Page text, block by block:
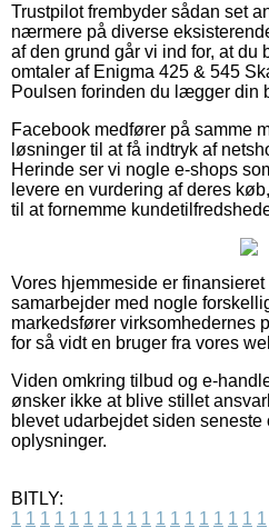
Trustpilot frembyder sådan set
nærmere på diverse
af den grund går vi ind for, at du
omtaler af Enigma 425 & 545
Poulsen forinden du lægger din
Facebook medfører på samme
løsninger til at få indtryk af
Herinde ser vi nogle e-shops
levere en vurdering af deres
til at fornemme
Vores hjemmeside er finansieret
samarbejder med nogle
markedsfører virksomhedernes
for så vidt en bruger fra vores
Viden omkring tilbud og e-
ønsker ikke at blive stillet
blevet udarbejdet siden
oplysninger.
BITLY:
1 1 1 1 1 1 1 1 1 1 1 1 1 1 1 1 1 1